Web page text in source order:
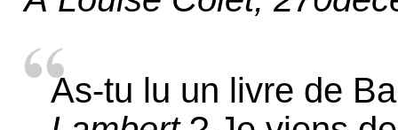
As-tu lu un livre de